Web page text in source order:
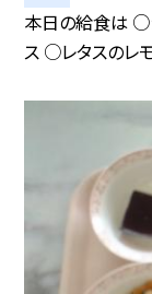
本日の給食は ○
ス ○レタスのレ